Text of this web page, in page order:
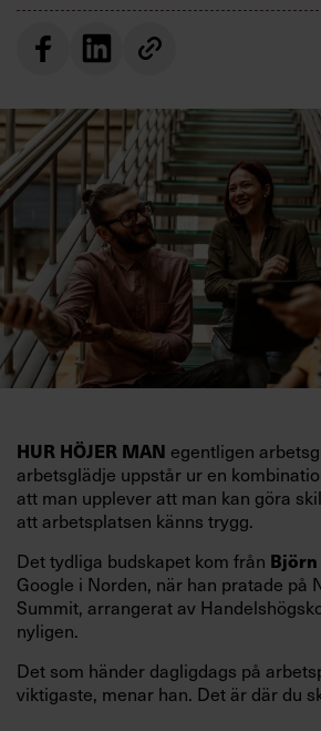
HUR HÖJER MAN egentligen
arbetsglädje uppstår ur en
att man upplever att man kan göra
att arbetsplatsen känns trygg.
Det tydliga budskapet kom från
Google i Norden, när han pratade på
Summit, arrangerat av
nyligen.
Det som händer dagligdags på
viktigaste, menar han. Det är där du